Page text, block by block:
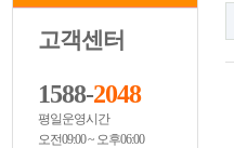
고객센터
1588-2048
평일운영시간
오전09:00 ~ 오후06:00